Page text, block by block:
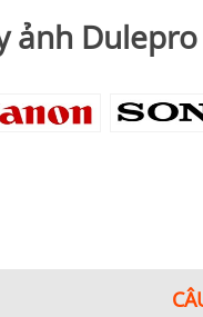
ảnh Dulepro